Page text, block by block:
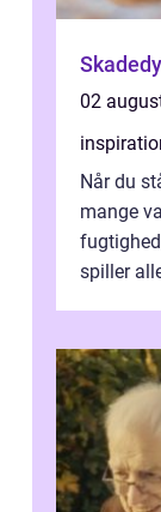
02
Når du
mange
spiller